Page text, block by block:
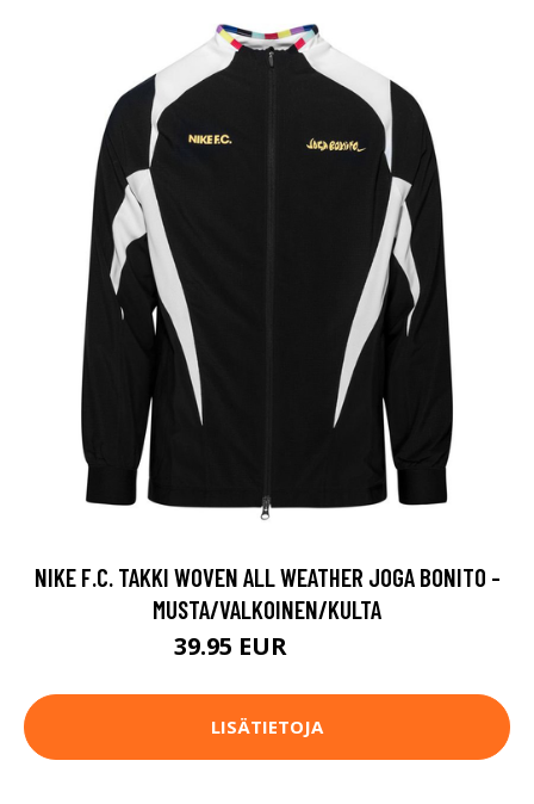
NIKE F.C. TAKKI WOVEN ALL WEATHER JOGA BONITO -
MUSTA/VALKOINEN/KULTA
39.95 EUR
LISÄTIETOJA